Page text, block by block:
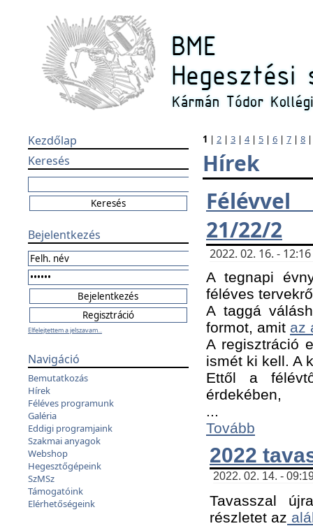
Kezdőlap
Keresés
Bejelentkezés
Elfelejtettem a jelszavam...
Navigáció
Bemutatkozás
Hírek
Féléves programunk
Galéria
Eddigi programjaink
Szakmai anyagok
Webshop
Hegesztőgépeink
SzMSz
Támogatóink
Elérhetőségeink
1 | 2 | 3 | 4| 5 | 6 | 7 | 8
Hírek
21/22/2
2022. 02. 16. -
A tegnapi
féléves
A taggá
formot, amit az
A regisztráció
ismét ki kell. A
Ettől a
érdekében,
...
Tovább
2022
2022. 02. 14. -
Tavasszal
részletet az